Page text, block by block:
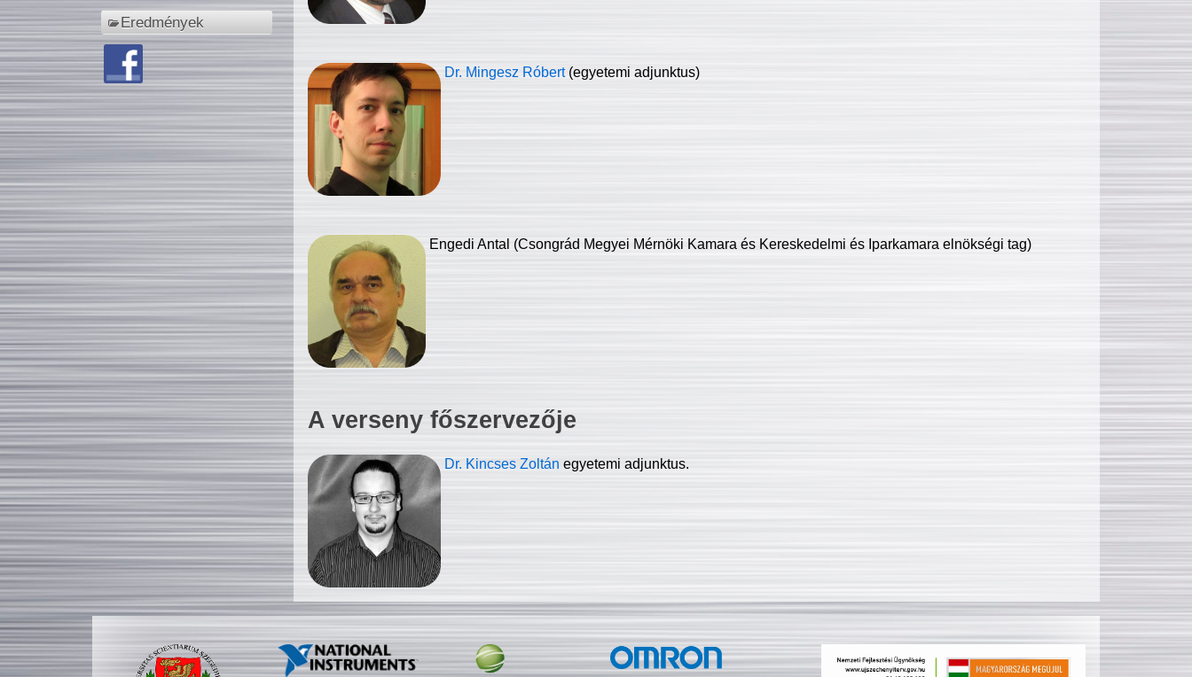
Eredmények
Dr. Mingesz Róbert (egyetemi adjunktus)
Engedi Antal (Csongrád Megyei Mérnöki Kamara és Kereskedelmi és Iparkamara elnökségi tag)
A verseny főszervezője
Dr. Kincses Zoltán egyetemi adjunktus.